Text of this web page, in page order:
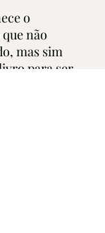
o
não
mas sim
para ser